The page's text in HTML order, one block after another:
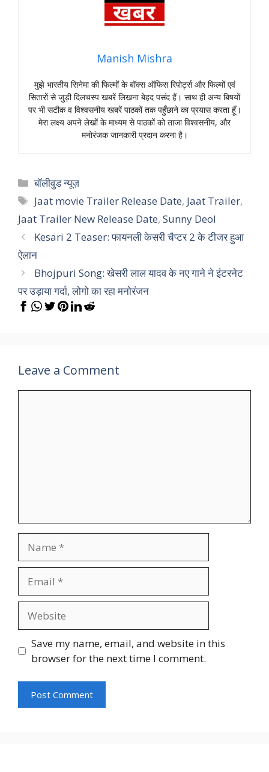
Manish Mishra
मुझे भारतीय सिनेमा की फिल्मों के बॉक्स ऑफिस रिपोर्ट्स और फिल्मों एवं
सितारों से जुड़ी दिलचस्प खबरें लिखना बेहद पसंद हैं। साथ ही अन्य बिषयों
पर भी सटीक व विश्वसनीय खबरें पाठकों तक पहुँछाने का प्रयास करता हूँ।
मेरा लक्ष्य अपने लेखों के माध्यम से पाठकों को ताजा विश्वसनीय, और
मनोरंजक जानकारी प्रदान करना है।
Categories
बॉलीवुड न्यूज़
Tags
Jaat movie Trailer Release Date, Jaat Trailer,
Jaat Trailer New Release Date, Sunny Deol
Kesari 2 Teaser: फायनली केसरी चैप्टर 2 के टीजर हुआ
ऐलान
Bhojpuri Song: खेसरी लाल यादव के नए गाने ने इंटरनेट
पर उड़ाया गर्दा, लोगो का रहा मनोरंजन
Leave a Comment
Save my name, email, and website in this
browser for the next time I comment.